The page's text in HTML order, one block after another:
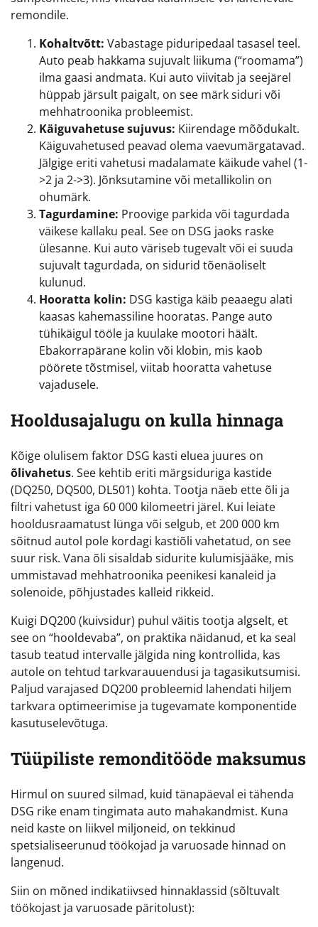
remondile.
Kohaltvõtt: Vabastage piduripedaal tasasel teel.
Auto peab hakkama sujuvalt liikuma (“roomama”)
ilma gaasi andmata. Kui auto viivitab ja seejärel
hüppab järsult paigalt, on see märk siduri või
mehhatroonika probleemist.
Käiguvahetuse sujuvus: Kiirendage mõõdukalt.
Käiguvahetused peavad olema vaevumärgatavad.
Jälgige eriti vahetusi madalamate käikude vahel (1-
>2 ja 2->3). Jõnksutamine või metallikolin on
ohumärk.
Tagurdamine: Proovige parkida või tagurdada
väikese kallaku peal. See on DSG jaoks raske
ülesanne. Kui auto väriseb tugevalt või ei suuda
sujuvalt tagurdada, on sidurid tõenäoliselt
kulunud.
Hooratta kolin: DSG kastiga käib peaaegu alati
kaasas kahemassiline hooratas. Pange auto
tühikäigul tööle ja kuulake mootori häält.
Ebakorrapärane kolin või klobin, mis kaob
pöörete tõstmisel, viitab hooratta vahetuse
vajadusele.
Hooldusajalugu on kulla hinnaga
Kõige olulisem faktor DSG kasti eluea juures on
õlivahetus. See kehtib eriti märgsiduriga kastide
(DQ250, DQ500, DL501) kohta. Tootja näeb ette õli ja
filtri vahetust iga 60 000 kilomeetri järel. Kui leiate
hooldusraamatust lünga või selgub, et 200 000 km
sõitnud autol pole kordagi kastiõli vahetatud, on see
suur risk. Vana õli sisaldab sidurite kulumisjääke, mis
ummistavad mehhatroonika peenikesi kanaleid ja
solenoide, põhjustades kalleid rikkeid.
Kuigi DQ200 (kuivsidur) puhul väitis tootja algselt, et
see on “hooldevaba”, on praktika näidanud, et ka seal
tasub teatud intervalle jälgida ning kontrollida, kas
autole on tehtud tarkvarauuendusi ja tagasikutsumisi.
Paljud varajased DQ200 probleemid lahendati hiljem
tarkvara optimeerimise ja tugevamate komponentide
kasutuselevõtuga.
Tüüpiliste remonditööde maksumus
Hirmul on suured silmad, kuid tänapäeval ei tähenda
DSG rike enam tingimata auto mahakandmist. Kuna
neid kaste on liikvel miljoneid, on tekkinud
spetsialiseerunud töökojad ja varuosade hinnad on
langenud.
Siin on mõned indikatiivsed hinnaklassid (sõltuvalt
töökojast ja varuosade päritolust):